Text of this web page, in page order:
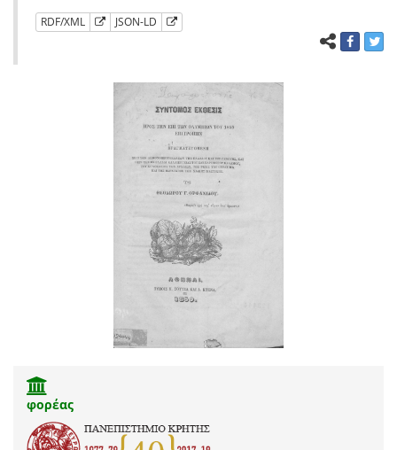
RDF/XML JSON-LD
φορέας